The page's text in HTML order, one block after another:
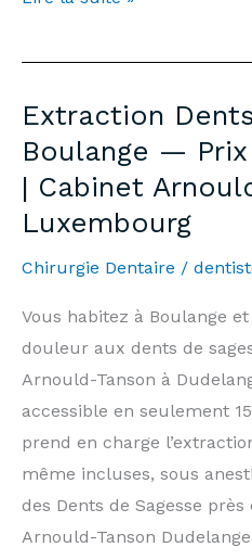
Extraction
—
Prices
Information
Arnould-
Tanson
Practice
Luxembourg
Extraction
Boulange —
| Cabinet
Luxembourg
Chirurgie Dentaire /
Vous habitez à Boulange
douleur aux dents de
Arnould-Tanson à
accessible en seulement
prend en charge
même incluses, sous
des Dents de Sagesse
Arnould-Tanson